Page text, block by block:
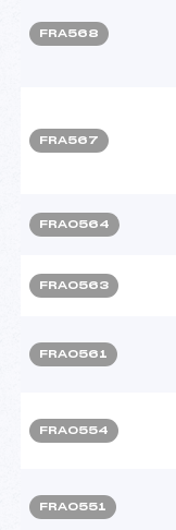
FRA568
FRA567
FRA0564
FRA0563
FRA0561
FRA0554
FRA0551